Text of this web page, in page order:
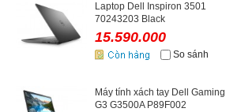
Laptop Dell Inspiron 3501
70243203 Black
15.590.000
So sánh
Máy tính xách tay Dell Gaming
G3 G3500A P89F002